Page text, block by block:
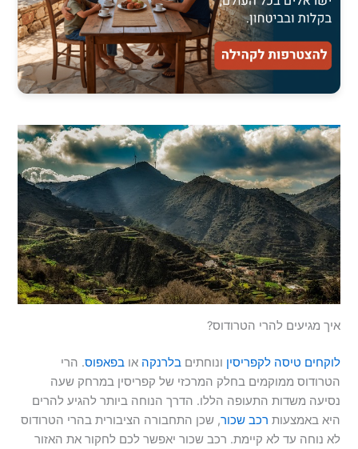
איך מגיעים להרי הטרודוס?
לוקחים טיסה לקפריסין ונוחתיםבלרנקה אובפאפוס. הרי
הטרודוס ממוקמים בחלק המרכזי של קפריסין במרחק שעה
נסיעה משדות התעופה הללו. הדרך הנוחה ביותר להגיע להרים
היא באמצעות רכב שכור, שכן התחבורה הציבורית בהרי הטרודוס
לא נוחה עד לא קיימת. רכב שכור יאפשר לכם לחקור את האזור